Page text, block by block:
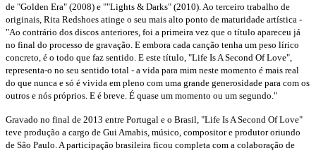
de "Golden Era" (2008) e ""Lights & Darks" (2010). Ao terceiro trabalho de
originais, Rita Redshoes atinge o seu mais alto ponto de maturidade artística -
"Ao contrário dos discos anteriores, foi a primeira vez que o título apareceu já
no final do processo de gravação. E embora cada canção tenha um peso lírico
concreto, é o todo que faz sentido. E este título, "Life Is A Second Of Love",
representa-o no seu sentido total - a vida para mim neste momento é mais real
do que nunca e só é vivida em pleno com uma grande generosidade para com os
outros e nós próprios. E é breve. É quase um momento ou um segundo."
Gravado no final de 2013 entre Portugal e o Brasil, "Life Is A Second Of Love"
teve produção a cargo de Gui Amabis, músico, compositor e produtor oriundo
de São Paulo. A participação brasileira ficou completa com a colaboração de